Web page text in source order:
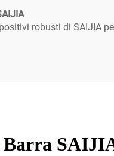
robusti di SAIJIA